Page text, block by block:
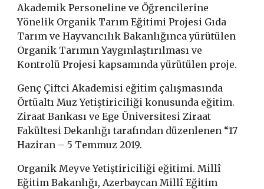
Akademik Personeline ve Öğrencilerine
Yönelik Organik Tarım Eğitimi Projesi Gıda
Tarım ve Hayvancılık Bakanlığınca yürütülen
Organik Tarımın Yaygınlaştırılması ve
Kontrolü Projesi kapsamında yürütülen proje.
Genç Çiftci Akademisi eğitim çalışmasında
Örtüaltı Muz Yetiştiriciliği konusunda eğitim.
Ziraat Bankası ve Ege Üniversitesi Ziraat
Fakültesi Dekanlığı tarafından düzenlenen “17
Haziran – 5 Temmuz 2019.
Organik Meyve Yetiştiriciliği eğitimi. Millî
Eğitim Bakanlığı, Azerbaycan Millî Eğitim